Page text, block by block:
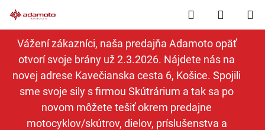
na
obsah
Vážení zákazníci, naša predajňa Adamoto opäť
otvorí svoje brány už 2.3.2026. Nájdete nás na
novej adrese Kavečianska cesta 6, Košice. Spojili
sme svoje sily s firmou Skútrárium a tak sa po
novom môžete tešiť okrem predajne
motocyklov/skútrov, dielov, príslušenstva a
Hľadať
KOŠÍK